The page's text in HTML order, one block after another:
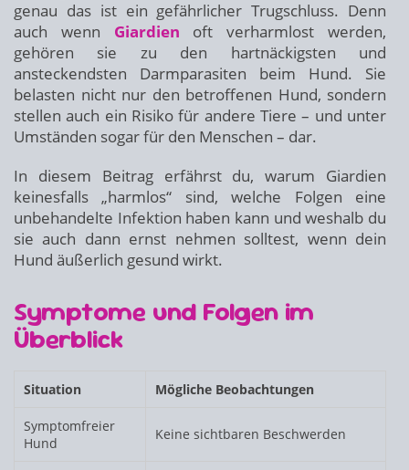
genau das ist ein gefährlicher Trugschluss. Denn
auch wenn Giardien oft verharmlost werden,
gehören sie zu den hartnäckigsten und
ansteckendsten Darmparasiten beim Hund. Sie
belasten nicht nur den betroffenen Hund, sondern
stellen auch ein Risiko für andere Tiere – und unter
Umständen sogar für den Menschen – dar.
In diesem Beitrag erfährst du, warum Giardien
keinesfalls „harmlos“ sind, welche Folgen eine
unbehandelte Infektion haben kann und weshalb du
sie auch dann ernst nehmen solltest, wenn dein
Hund äußerlich gesund wirkt.
Symptome und Folgen im
Überblick
Situation Mögliche Beobachtungen
Symptomfreier
Hund
Keine sichtbaren Beschwerden